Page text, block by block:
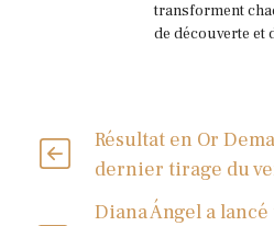
transforment
de découverte et
Résultat en Or
dernier tirage du
Diana Ángel a lancé